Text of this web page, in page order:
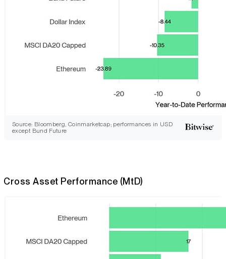
Source: Bloomberg, Coinmarketcap; performances in USD
except Bund Future
Cross Asset Performance (MtD)